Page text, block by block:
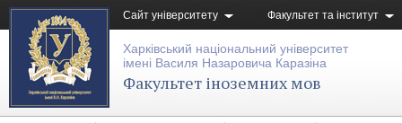
Сайт університету Факультет та інститут
Харківський національний університет
імені Василя Назаровича Каразіна
Факультет іноземних мов